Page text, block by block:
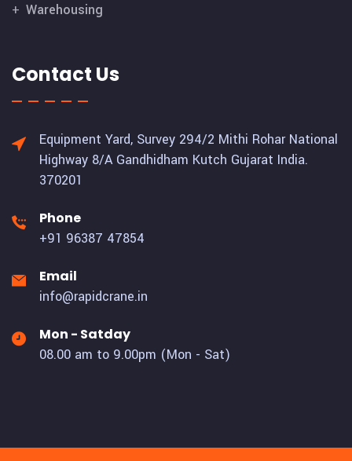
Warehousing
Contact Us
Equipment Yard, Survey 294/2 Mithi Rohar National
Highway 8/A Gandhidham Kutch Gujarat India.
370201
Phone
+91 96387 47854
Email
info@rapidcrane.in
Mon - Satday
08.00 am to 9.00pm (Mon - Sat)